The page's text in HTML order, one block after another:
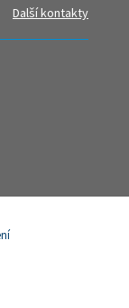
Další kontakty